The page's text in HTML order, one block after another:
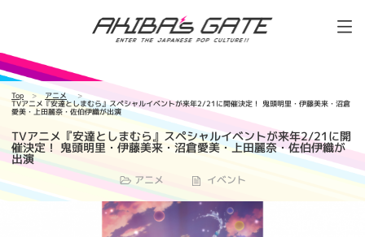
Top アニメ
TVアニメ『安達としまむら』スペシャルイベントが来年2/21に開催決定！ 鬼頭明里・伊藤美来・沼倉
愛美・上田麗奈・佐伯伊織が出演
TVアニメ『安達としまむら』スペシャルイベントが来年2/21に開
催決定！ 鬼頭明里・伊藤美来・沼倉愛美・上田麗奈・佐伯伊織が
出演
アニメ イベント